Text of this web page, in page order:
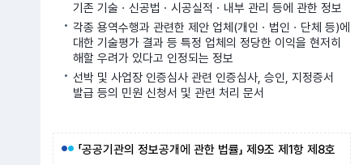
기존 기술ㆍ신공법ㆍ시공실적ㆍ내부 관리 등에 관한 정보
각종 용역수행과 관련한 제안 업체(개인ㆍ법인ㆍ단체 등)에
대한 기술평가 결과 등 특정 업체의 정당한 이익을 현저히
해할 우려가 있다고 인정되는 정보
선박 및 사업장 인증심사 관련 인증심사, 승인, 지정증서
발급 등의 민원 신청서 및 관련 처리 문서
「공공기관의 정보공개에 관한 법률」 제9조 제1항 제8호